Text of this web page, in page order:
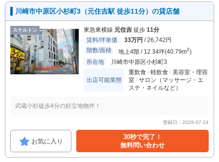
川崎市中原区小杉町3（元住吉駅 徒歩11分）の貸店舗
スケルトン 東急東横線 元住吉 徒歩 11分
賃料/坪単価
33万円 / 26,742円
階数/面積
地上4階 / 12.34坪(40.79m2)
所在地
川崎市中原区小杉町3
出店可能業態
重飲食 軽飲食
美容室・理容
室
サロン（マッサージ・エ
ステ・ネイルなど）
武蔵小杉徒歩4分の好立地物件！
登録日：2026-07-24
お気に入り
30秒で完了！
無料問い合わせ